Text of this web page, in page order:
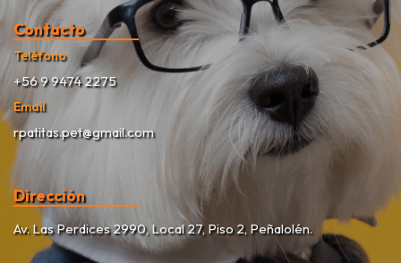
Contacto
Teléfono
+56 9 9474 2275
Email
rpatitas.pet@gmail.com
Dirección
Av. Las Perdices 2990, Local 27, Piso 2, Peñalolén.